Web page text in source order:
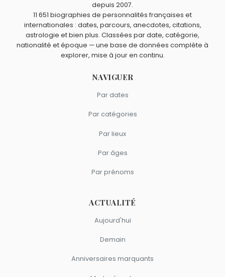
depuis 2007.
11 651 biographies de personnalités françaises et
internationales : dates, parcours, anecdotes, citations,
astrologie et bien plus. Classées par date, catégorie,
nationalité et époque — une base de données complète à
explorer, mise à jour en continu.
NAVIGUER
Par dates
Par catégories
Par lieux
Par âges
Par prénoms
ACTUALITÉ
Aujourd'hui
Demain
Anniversaires marquants